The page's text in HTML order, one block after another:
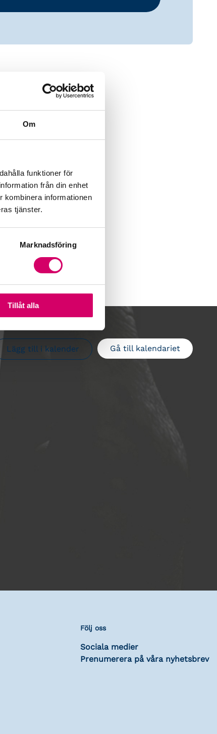
Om
funktioner för
från din enhet
kombinera informationen
tjänster.
Marknadsföring
Tillåt alla
Gå till kalendariet
Lägg till i kalender
Följ oss
Sociala medier
Prenumerera på våra nyhetsbrev